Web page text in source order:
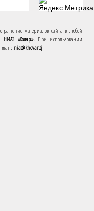
материалов сайта в любой
НИАТ «Ховар». При использовании
mail: niat@khovar.tj